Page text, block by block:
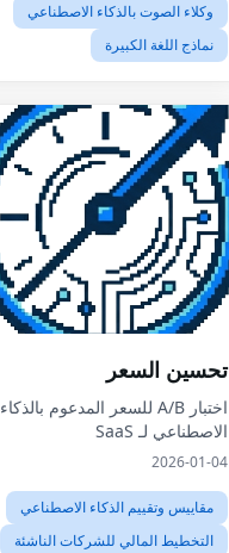
وكلاء الصوت بالذكاء الاصطناعي
نماذج اللغة الكبيرة
تحسين السعر
اختبار A/B للسعر المدعوم بالذكاء
الاصطناعي لـ SaaS
2026-01-04
مقاييس وتقييم الذكاء الاصطناعي
التخطيط المالي للشركات الناشئة